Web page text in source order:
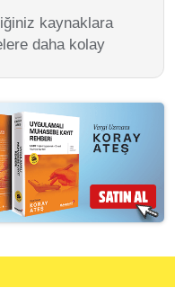
kaynaklara
daha kolay